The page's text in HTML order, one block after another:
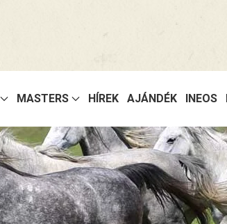
MASTERS HÍREK AJÁNDÉK INEOS